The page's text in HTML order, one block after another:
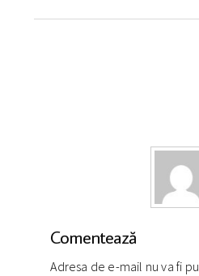
Comentează
Adresa de e-mail nu va fi